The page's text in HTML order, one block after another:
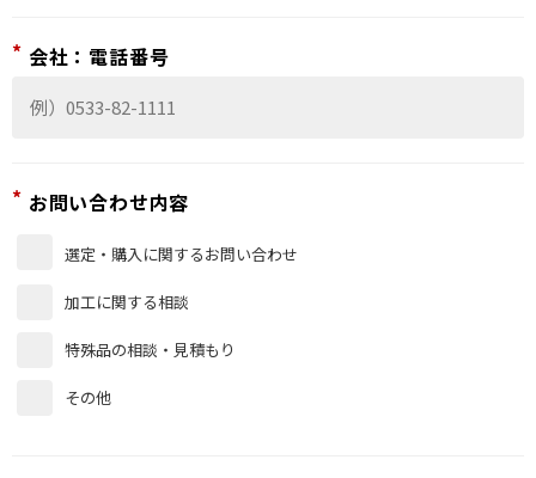
* 会社：電話番号
* お問い合わせ内容
選定・購入に関するお問い合わせ
加工に関する相談
特殊品の相談・見積もり
その他